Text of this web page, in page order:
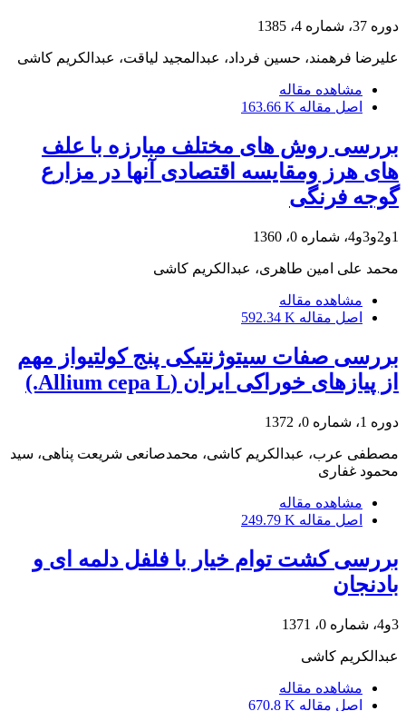
دوره 37، شماره 4، 1385
علیرضا فرهمند، حسین فرداد، عبدالمجید لیاقت، عبدالکریم کاشی
مشاهده مقاله
اصل مقاله 163.66 K
بررسی روش های مختلف مبارزه با علف
های هرز ومقایسه اقتصادی آنها در مزارع
گوجه فرنگی
1و2و3و4، شماره 0، 1360
محمد علی امین طاهری، عبدالکریم کاشی
مشاهده مقاله
اصل مقاله 592.34 K
بررسی صفات سیتوژنتیکی پنج کولتیواز مهم
از پیازهای خوراکی ایران (Allium cepa L.)
دوره 1، شماره 0، 1372
مصطفی عرب، عبدالکریم کاشی، محمدصانعی شریعت پناهی، سید
محمود غفاری
مشاهده مقاله
اصل مقاله 249.79 K
بررسی کشت توام خیار با فلفل دلمه ای و
بادنجان
3و4، شماره 0، 1371
عبدالکریم کاشی
مشاهده مقاله
اصل مقاله 670.8 K